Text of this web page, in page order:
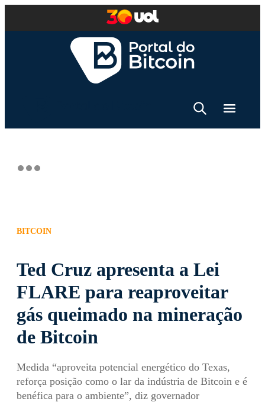
BITCOIN
Ted Cruz apresenta a Lei
FLARE para reaproveitar
gás queimado na mineração
de Bitcoin
Medida “aproveita potencial energético do Texas,
reforça posição como o lar da indústria de Bitcoin e é
benéfica para o ambiente”, diz governador